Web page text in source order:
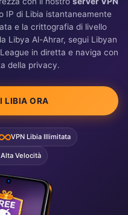
IP di Libia istantaneamente
e la crittografia di livello
Libya Al-Ahrar, segui Libyan
in diretta e naviga con
della privacy.
LIBIA ORA
VPN Libia Illimitata
Velocità